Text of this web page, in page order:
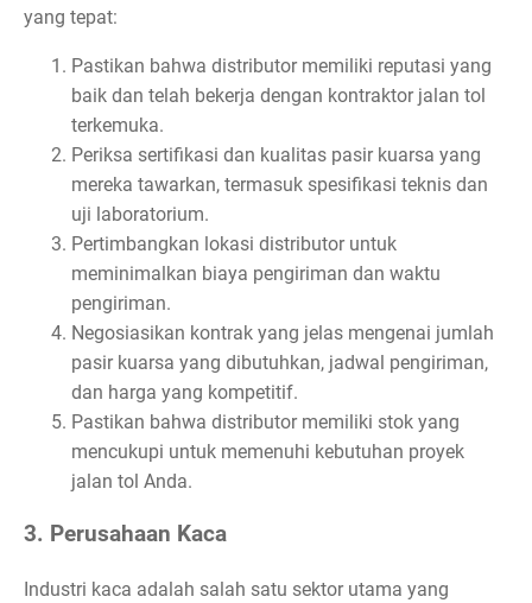
yang tepat:
Pastikan bahwa distributor memiliki reputasi yang
baik dan telah bekerja dengan kontraktor jalan tol
terkemuka.
Periksa sertifikasi dan kualitas pasir kuarsa yang
mereka tawarkan, termasuk spesifikasi teknis dan
uji laboratorium.
Pertimbangkan lokasi distributor untuk
meminimalkan biaya pengiriman dan waktu
pengiriman.
Negosiasikan kontrak yang jelas mengenai jumlah
pasir kuarsa yang dibutuhkan, jadwal pengiriman,
dan harga yang kompetitif.
Pastikan bahwa distributor memiliki stok yang
mencukupi untuk memenuhi kebutuhan proyek
jalan tol Anda.
3. Perusahaan Kaca
Industri kaca adalah salah satu sektor utama yang